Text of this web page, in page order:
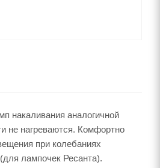
накаливания аналогичной
не нагреваются. Комфортно
при колебаниях
лампочек Ресанта).